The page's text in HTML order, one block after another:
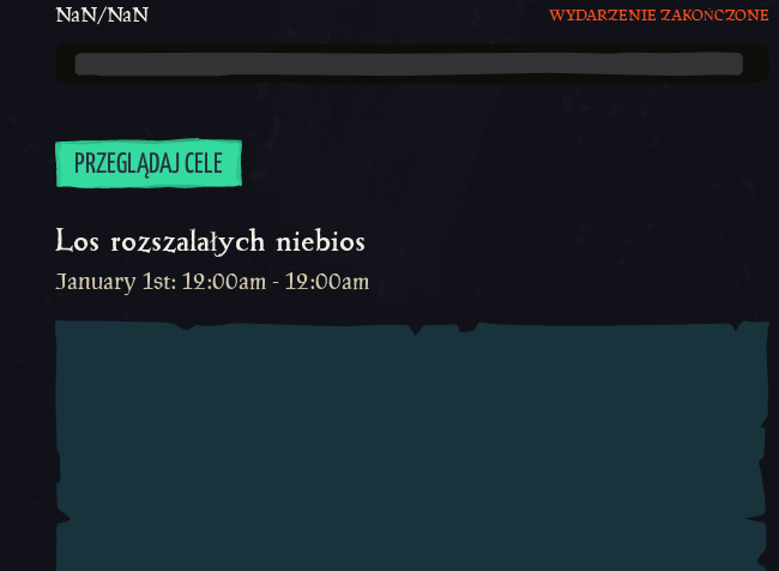
NaN/NaN WYDARZENIE ZAKOŃCZONE
PRZEGLĄDAJ CELE
Los rozszalałych niebios
January 1st: 12:00am - 12:00am